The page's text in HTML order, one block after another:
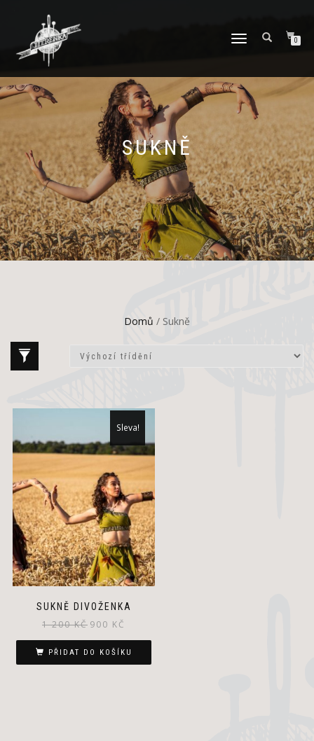
PŘEPNOUT
0
SUKNĚ
Domů / Sukně
SUKNĚ DIVOŽENKA
Sleva!
1 200KČ Původní
cena
byla:
1
900 KČ
cena
je:
900 Kč.
PŘIDAT DO KOŠÍKU